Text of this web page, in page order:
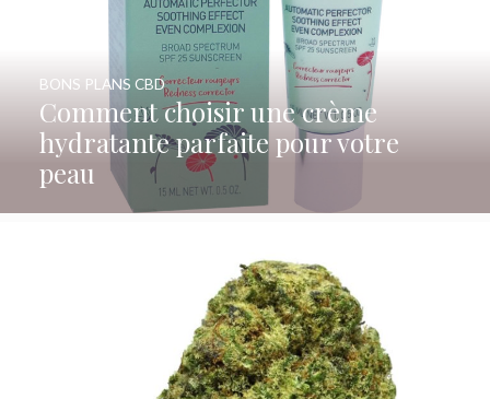
Comment choisir une crème
hydratante parfaite pour votre
peau
BONS PLANS CBD